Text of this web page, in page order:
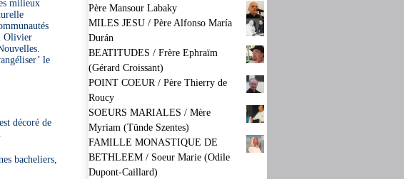
milieux
Olivier
le
décoré de
bacheliers,
Père Mansour Labaky
MILES JESU / Père Alfonso María
Durán
BEATITUDES / Frère Ephraïm
(Gérard Croissant)
POINT COEUR / Père Thierry de
Roucy
SOEURS MARIALES / Mère
Myriam (Tünde Szentes)
FAMILLE MONASTIQUE DE
BETHLEEM / Soeur Marie (Odile
Dupont-Caillard)